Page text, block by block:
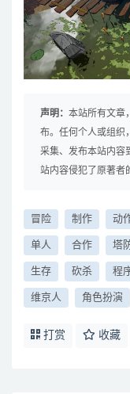
声明： 本站所有文章
布。任何个人或组织
采集、发布本站内容
站内容侵犯了原著者
冒险 制作 动
单人 合作 塔
生存 砍杀 程
维京人 角色扮演
打赏 收藏